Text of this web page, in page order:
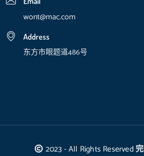
wont@mac.com
Address
东方市眼题道486号
2023 - All Rights Reserved